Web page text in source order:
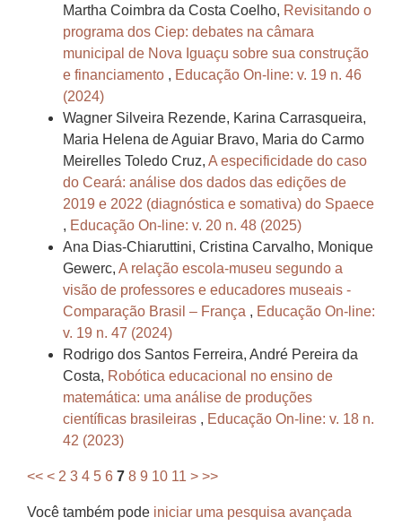
Martha Coimbra da Costa Coelho, Revisitando o
programa dos Ciep: debates na câmara
municipal de Nova Iguaçu sobre sua construção
e financiamento , Educação On-line: v. 19 n. 46
(2024)
Wagner Silveira Rezende, Karina Carrasqueira,
Maria Helena de Aguiar Bravo, Maria do Carmo
Meirelles Toledo Cruz, A especificidade do caso
do Ceará: análise dos dados das edições de
2019 e 2022 (diagnóstica e somativa) do Spaece
, Educação On-line: v. 20 n. 48 (2025)
Ana Dias-Chiaruttini, Cristina Carvalho, Monique
Gewerc, A relação escola-museu segundo a
visão de professores e educadores museais -
Comparação Brasil – França , Educação On-line:
v. 19 n. 47 (2024)
Rodrigo dos Santos Ferreira, André Pereira da
Costa, Robótica educacional no ensino de
matemática: uma análise de produções
científicas brasileiras , Educação On-line: v. 18 n.
42 (2023)
<< < 2 3 4 5 6 7 8 9 10 11 > >>
Você também pode iniciar uma pesquisa avançada